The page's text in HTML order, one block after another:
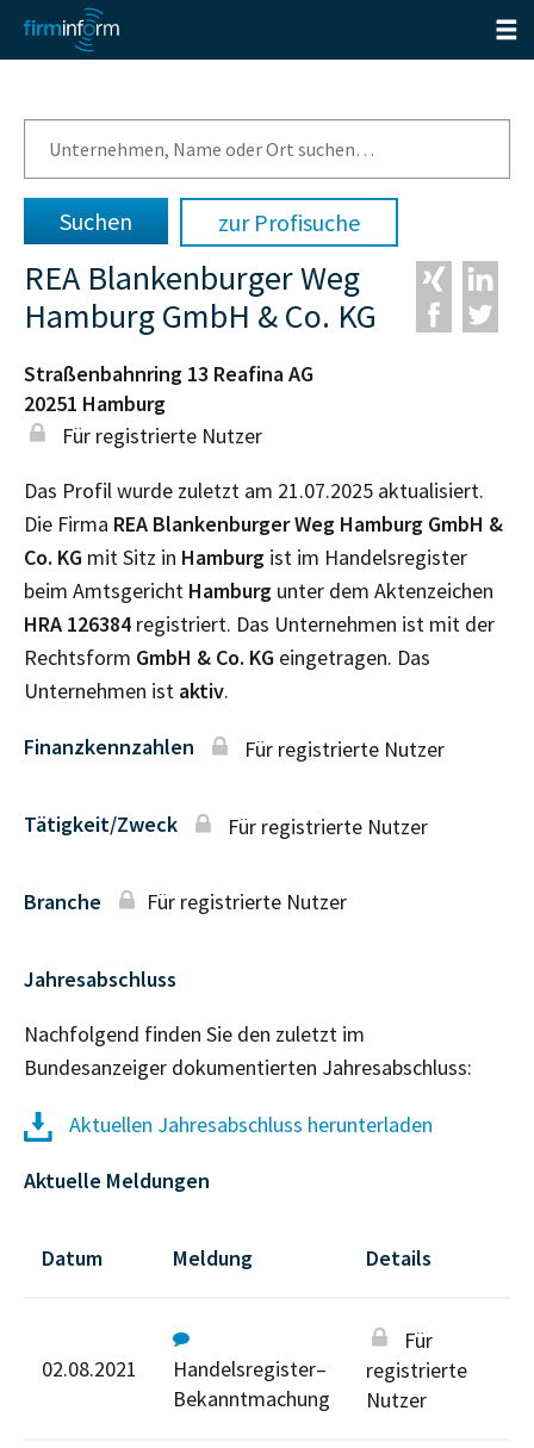
zur Profisuche
REA Blankenburger Weg
Hamburg GmbH & Co. KG
Straßenbahnring 13 Reafina AG
20251 Hamburg
Für registrierte Nutzer
Das Profil wurde zuletzt am 21.07.2025 aktualisiert.
Die Firma REA Blankenburger Weg Hamburg GmbH &
Co. KG mit Sitz in Hamburg ist im Handelsregister
beim Amtsgericht Hamburg unter dem Aktenzeichen
HRA 126384 registriert. Das Unternehmen ist mit der
Rechtsform GmbH & Co. KG eingetragen. Das
Unternehmen ist aktiv.
Finanzkennzahlen Für registrierte Nutzer
Tätigkeit/Zweck Für registrierte Nutzer
Branche Für registrierte Nutzer
Jahresabschluss
Nachfolgend finden Sie den zuletzt im
Bundesanzeiger dokumentierten Jahresabschluss:
Aktuellen Jahresabschluss herunterladen
Aktuelle Meldungen
Datum Meldung Details
02.08.2021
Handelsregister–
Bekanntmachung
Für
registrierte
Nutzer